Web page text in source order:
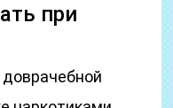
при